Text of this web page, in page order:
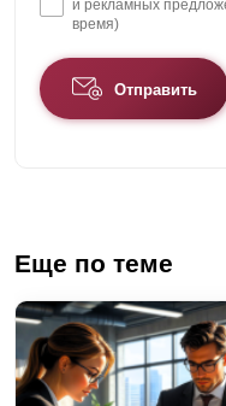
и рекламных
время)
Отправить
Еще по теме